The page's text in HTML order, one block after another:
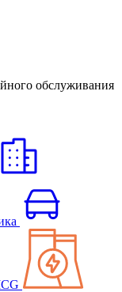
обслуживания